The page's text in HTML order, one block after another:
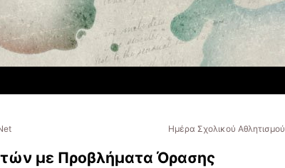
Ημέρα Σχολικού Αθλητισμού
με Προβλήματα Όρασης